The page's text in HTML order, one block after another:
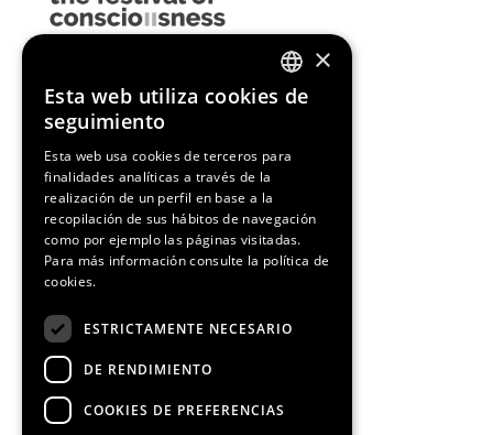
ENGLISH
×
Esta web utiliza cookies de
seguimiento
Esta web usa cookies de terceros para
finalidades analíticas a través de la
realización de un perfil en base a la
recopilación de sus hábitos de navegación
como por ejemplo las páginas visitadas.
Para más información consulte la política de
cookies.
ESTRICTAMENTE NECESARIO
DE RENDIMIENTO
COOKIES DE PREFERENCIAS